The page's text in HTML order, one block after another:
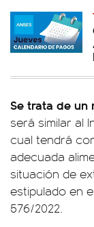
Se trata de un
será similar al
cual tendrá
adecuada
situación de
estipulado en
576/2022.